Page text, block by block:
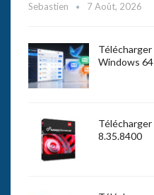
Sebastien 7 Août, 2026
Windows
8.35.8400